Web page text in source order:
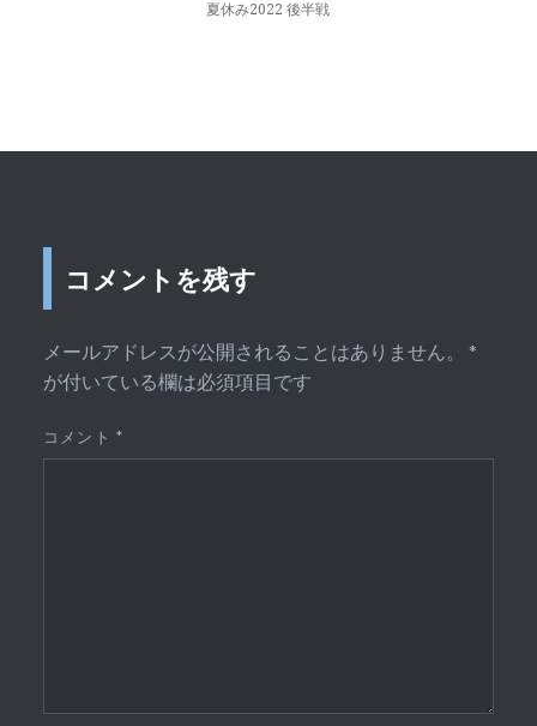
ン
夏休み2022 後半戦
コメントを残す
メールアドレスが公開されることはありません。
*
が付いている欄は必須項目です
コメント*